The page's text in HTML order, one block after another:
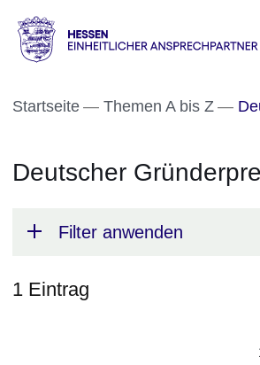
Direkt zum Kopf der
Direkt zum Inhalt
Direkt zum Fuß der
-
Einheitlicher
Startseite Themen A bis Z
Deutscher
Filter anwenden
1 Eintrag